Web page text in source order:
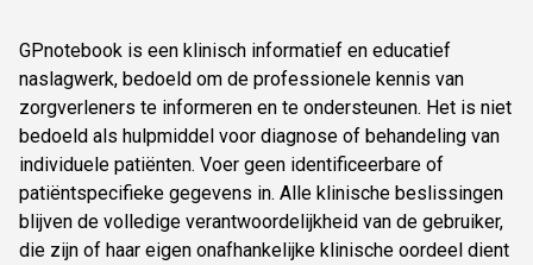
GPnotebook is een klinisch informatief en educatief
naslagwerk, bedoeld om de professionele kennis van
zorgverleners te informeren en te ondersteunen. Het is niet
bedoeld als hulpmiddel voor diagnose of behandeling van
individuele patiënten. Voer geen identificeerbare of
patiëntspecifieke gegevens in. Alle klinische beslissingen
blijven de volledige verantwoordelijkheid van de gebruiker,
die zijn of haar eigen onafhankelijke klinische oordeel dient